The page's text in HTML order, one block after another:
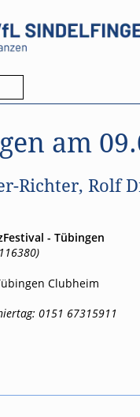
am
Richter, Rolf
- Tübingen
Clubheim
0151 67315911